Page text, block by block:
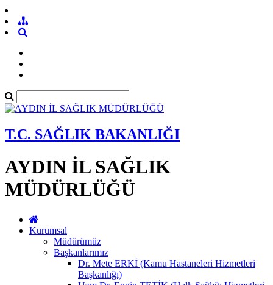
T.C. SAĞLIK BAKANLIĞI
AYDIN İL SAĞLIK
MÜDÜRLÜĞÜ
Kurumsal
Müdürümüz
Başkanlarımız
Dr. Mete ERKİ (Kamu Hastaneleri Hizmetleri
Başkanlığı)